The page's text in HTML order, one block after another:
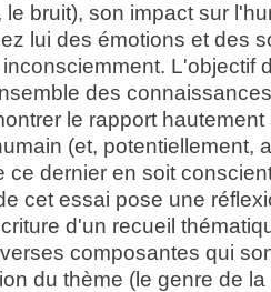
le bruit), son impact sur
lui des émotions et des
L'objectif
des
le rapport
(et, potentiellement,
ce dernier en soit
cet essai pose une
d'un recueil
composantes qui
du thème (le genre de